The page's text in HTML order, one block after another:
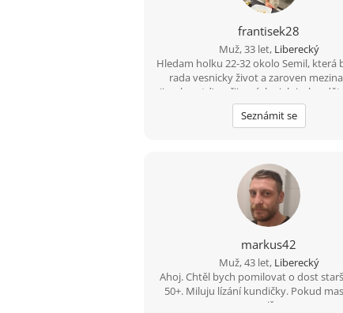
frantisek28
Muž, 33 let, Liberecký
Hledam holku 22-32 okolo Semil, která
rada vesnicky život a zaroven
(jazyky, atd) upřijmná, loajalni a
bude chtit časem založit rodinu.
sporty, prochazky, hory, moře a
Seznámit se
markus42
Muž, 43 let, Liberecký
Ahoj. Chtěl bych pomilovat o dost
50+. Miluju lízání kundičky. Pokud
piš.